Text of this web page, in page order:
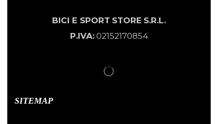
BICI E SPORT STORE S.R.L.
P.IVA:02152170854
SITEMAP